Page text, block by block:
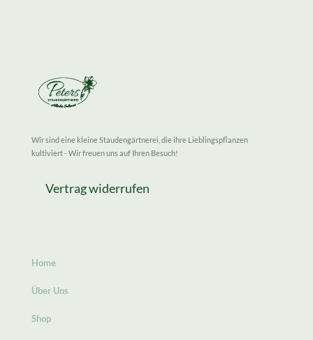
Wir sind eine kleine Staudengärtnerei, die ihre Lieblingspflanzen
kultiviert - Wir freuen uns auf Ihren Besuch!
Vertrag widerrufen
Home
Über Uns
Shop